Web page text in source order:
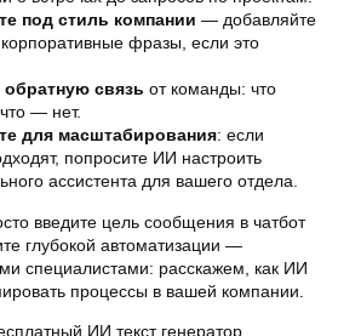
под стиль компании — добавляйте
фразы, если это
связь от команды: что
— нет.
для масштабирования: если
попросите ИИ настроить
ассистента для вашего отдела.
введите цель сообщения в чатбот
глубокой автоматизации —
специалистами: расскажем, как ИИ
процессы в вашей компании.
ИИ текст генератор